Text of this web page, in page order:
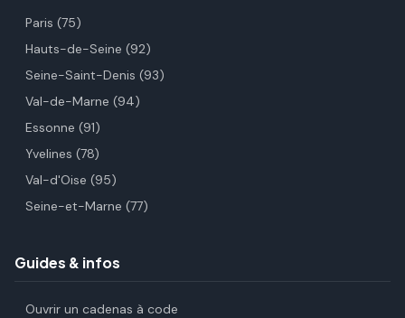
Paris (75)
Hauts-de-Seine (92)
Seine-Saint-Denis (93)
Val-de-Marne (94)
Essonne (91)
Yvelines (78)
Val-d'Oise (95)
Seine-et-Marne (77)
Guides & infos
Ouvrir un cadenas à code